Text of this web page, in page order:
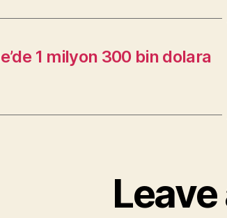
1 milyon 300 bin dolara
Leave